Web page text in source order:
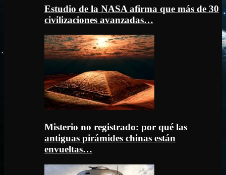
Estudio de la NASA afirma que más de 30
civilizaciones avanzadas…
Misterio no registrado: por qué las
antiguas pirámides chinas están
envueltas…